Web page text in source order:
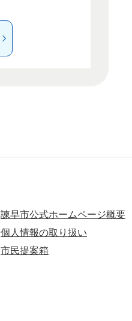
諫早市公式ホームページ概要
個人情報の取り扱い
市民提案箱